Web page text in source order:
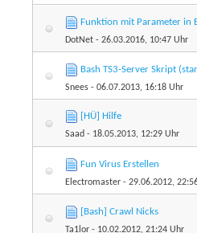
Funktion mit Parameter in
DotNet - 26.03.2016, 10:47 Uhr
Bash TS3-Server Skript
Snees - 06.07.2013, 16:18 Uhr
[HÜ] Hilfe
Saad - 18.05.2013, 12:29 Uhr
Fun Virus Erstellen
Electromaster - 29.06.2012,
[Bash] Crawl Nicks
Ta1lor - 10.02.2012, 21:24 Uhr